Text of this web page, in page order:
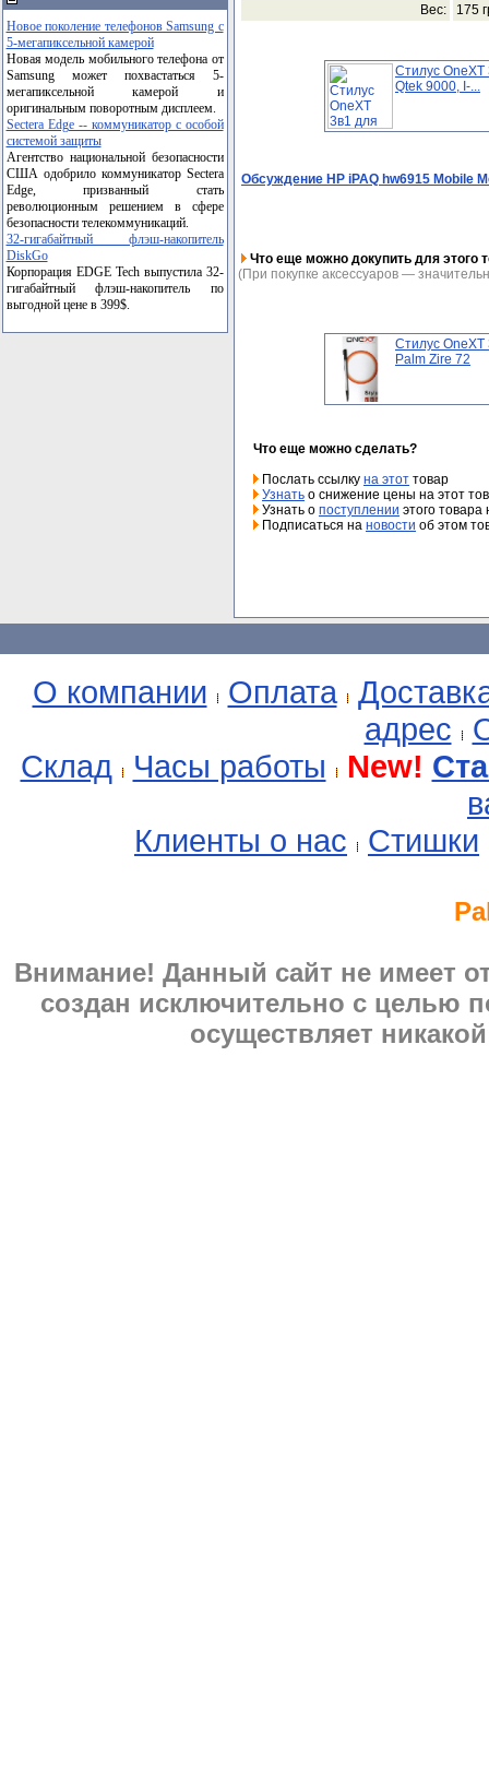
Новое поколение телефонов Samsung с
5-мегапиксельной камерой
Новая модель мобильного телефона от
Samsung может похвастаться 5-
мегапиксельной камерой и
оригинальным поворотным дисплеем.
Sectera Edge -- коммуникатор с особой
системой защиты
Агентство национальной безопасности
США одобрило коммуникатор Sectera
Edge, призванный стать
революционным решением в сфере
безопасности телекоммуникаций.
32-гигабайтный флэш-накопитель
DiskGo
Корпорация EDGE Tech выпустила 32-
гигабайтный флэш-накопитель по
выгодной цене в 399$.
Вес:
175
Стилус OneXT
Qtek 9000, I-...
Обсуждение HP iPAQ hw6915 Mobile
Что еще можно докупить для этого
(При покупке аксессуаров —
Стилус OneXT
Palm Zire 72
Что еще можно сделать?
Послать ссылку на этот товар
Узнать о снижение цены на этот
Узнать о поступлении этого товара
Подписаться на новости об этом
О компании Оплата
адрес
Склад
Часы работы New!
Клиенты о нас
Стишки
Внимание! Данный сайт не имеет
создан исключительно с целью
осуществляет